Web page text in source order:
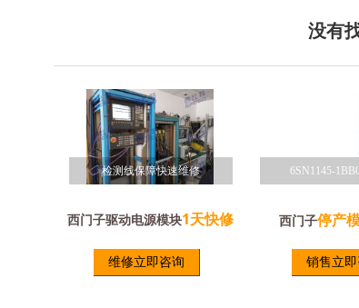
没有
维修立即咨询
6SN1145-
6SN1145系列
6SN1145-1BB00-0FA1
西门子驱动电源模块1天快修 西门子停产
检测线保障快速维修 检测线保障快速维
销售立